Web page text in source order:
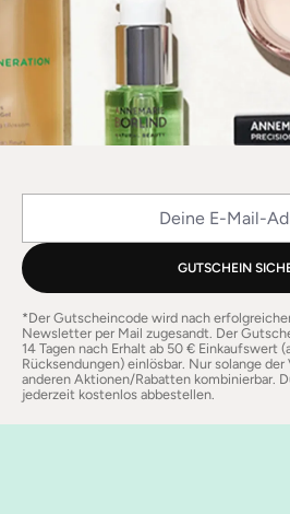
GUTSCHEIN
*Der Gutscheincode wird nach
Newsletter per Mail zugesandt. Der
14 Tagen nach Erhalt ab 50 € Einkaufswert
Rücksendungen) einlösbar. Nur solange
anderen Aktionen/Rabatten kombinierbar.
jederzeit kostenlos abbestellen.